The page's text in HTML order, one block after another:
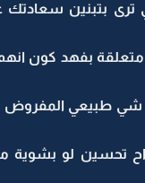
ترى بتبنين
متعلقة بفهد كون
طبيعي المفروض
راح تحسين لو